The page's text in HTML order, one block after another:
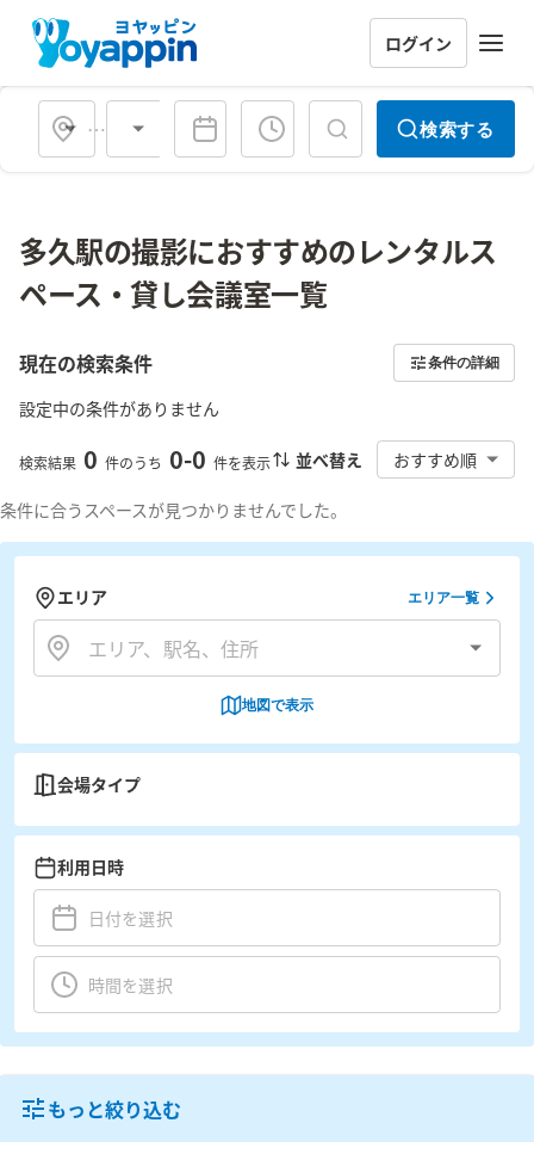
ログイン
会場タイプ 検索する
多久駅の撮影におすすめのレンタルス
ペース・貸し会議室一覧
現在の検索条件 条件の詳細
設定中の条件がありません
検索結果 0 件のうち 0-0 件を表示 並べ替え おすすめ順
条件に合うスペースが見つかりませんでした。
エリア エリア一覧
地図で表示
会場タイプ
利用日時
もっと絞り込む